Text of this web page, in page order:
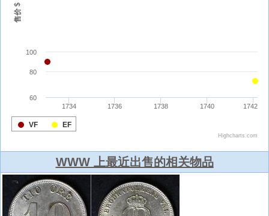
WWW 上最近出售的相关物品